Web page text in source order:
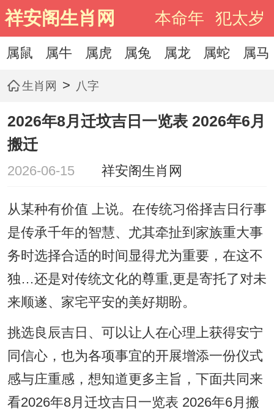
祥安阁生肖网 本命年 犯太岁
属鼠 属牛 属虎 属兔 属龙 属蛇 属马
生肖网 > 八字
2026年8月迁坟吉日一览表 2026年6月
搬迁
2026-06-15 祥安阁生肖网
从某种有价值 上说。在传统习俗择吉日行事
是传承千年的智慧、尤其牵扯到家族重大事
务时选择合适的时间显得尤为重要，在这不
独…还是对传统文化的尊重,更是寄托了对未
来顺遂、家宅平安的美好期盼。
挑选良辰吉日、可以让人在心理上获得安宁
同信心，也为各项事宜的开展增添一份仪式
感与庄重感，想知道更多主旨，下面共同来
看2026年8月迁坟吉日一览表 2026年6月搬